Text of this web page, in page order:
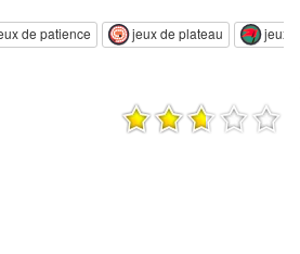
de patience jeux de plateau jeux